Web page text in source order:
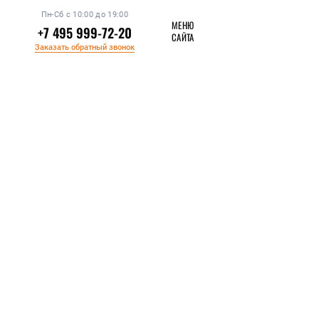
Пн-Сб с 10:00 до 19:00
+7 495 999-72-20
Заказать обратный звонок
МЕНЮ
САЙТА